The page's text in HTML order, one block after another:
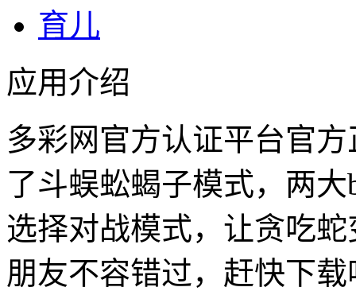
育儿
应用介绍
多彩网官方认证平台官
了斗蜈蚣蝎子模式，两
选择对战模式，让贪吃
朋友不容错过，赶快下载